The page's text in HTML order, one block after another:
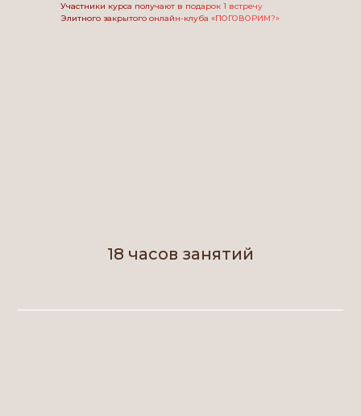
Участники курса получают в подарок 1 встречу
Элитного закрытого онлайн-клуба «ПОГОВОРИМ?»
18 часов занятий